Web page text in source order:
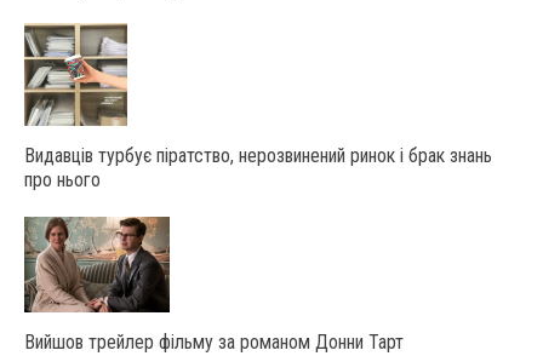
Видавців турбує піратство, нерозвинений ринок і брак знань
про нього
Вийшов трейлер фільму за романом Донни Тарт